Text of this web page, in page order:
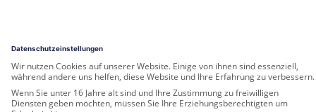
powered byd.vinci